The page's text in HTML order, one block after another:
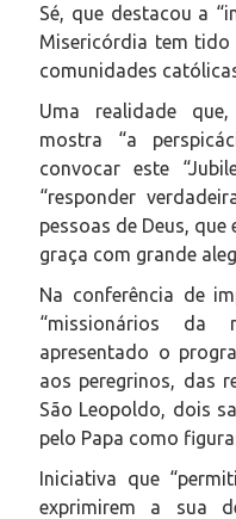
Sé, que destacou a
Misericórdia tem
comunidades
Uma realidade
mostra “a
convocar este
“responder
pessoas de Deus,
graça com grande
Na conferência de
“missionários da
apresentado o
aos peregrinos, das
São Leopoldo, dois
pelo Papa como
Iniciativa que
exprimirem a sua